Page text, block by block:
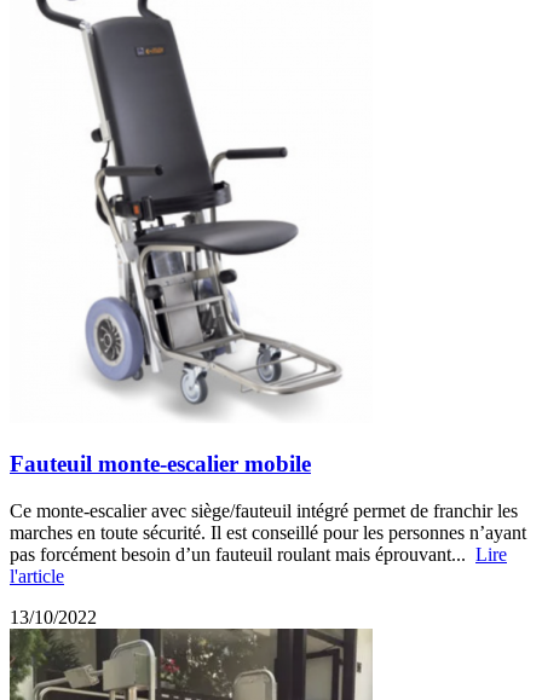
Fauteuil monte-escalier mobile
Ce monte-escalier avec siège/fauteuil intégré permet de franchir les
marches en toute sécurité. Il est conseillé pour les personnes n’ayant
pas forcément besoin d’un fauteuil roulant mais éprouvant... Lire
l'article
13/10/2022